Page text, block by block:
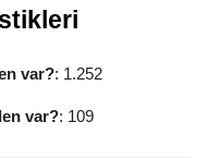
var?: 1.252
var?: 109